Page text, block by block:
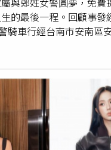
的最後一程。回顧事發
騎車行經台南市安南區
姓女騎士追撞，隨後
當場死亡。據悉，鄭女
警職的男友感情穩定，
遇死劫離世，突如其來
友的妹妹得知消息後，
還來」。對此，一間
妹妹，表示願意免費提
的頭紗與飾品，並透露